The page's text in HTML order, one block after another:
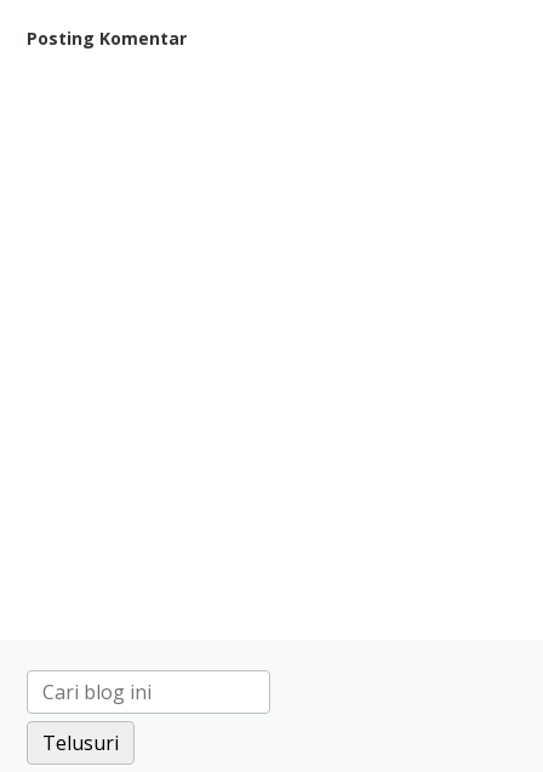
Posting Komentar